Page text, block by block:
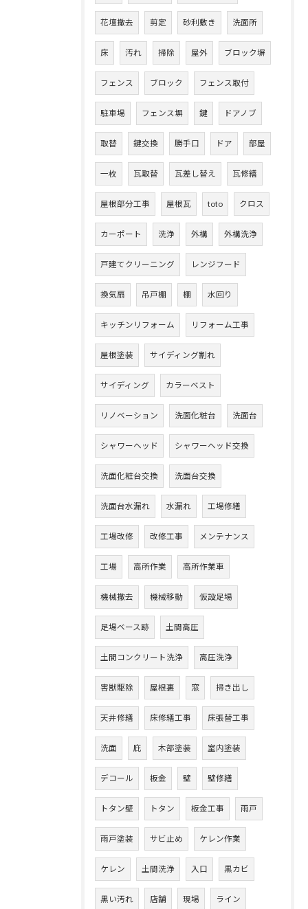
花壇撤去 剪定 砂利敷き 洗面所
床 汚れ 掃除 屋外 ブロック塀
フェンス ブロック フェンス取付
駐車場 フェンス塀 鍵 ドアノブ
取替 鍵交換 勝手口 ドア 部屋
一枚 瓦取替 瓦差し替え 瓦修繕
屋根部分工事 屋根瓦 toto クロス
カーポート 洗浄 外構 外構洗浄
戸建てクリーニング レンジフード
換気扇 吊戸棚 棚 水回り
キッチンリフォーム リフォーム工事
屋根塗装 サイディング割れ
サイディング カラーベスト
リノベーション 洗面化粧台 洗面台
シャワーヘッド シャワーヘッド交換
洗面化粧台交換 洗面台交換
洗面台水漏れ 水漏れ 工場修繕
工場改修 改修工事 メンテナンス
工場 高所作業 高所作業車
機械撤去 機械移動 仮設足場
足場ベース跡 土間高圧
土間コンクリート洗浄 高圧洗浄
害獣駆除 屋根裏 窓 掃き出し
天井修繕 床修繕工事 床張替工事
洗面 庇 木部塗装 室内塗装
デコール 板金 壁 壁修繕
トタン壁 トタン 板金工事 雨戸
雨戸塗装 サビ止め ケレン作業
ケレン 土間洗浄 入口 黒カビ
黒い汚れ 店舗 現場 ライン